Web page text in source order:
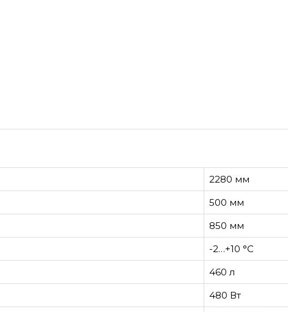
2280 мм
500 мм
850 мм
-2…+10 °С
460 л
480 Вт